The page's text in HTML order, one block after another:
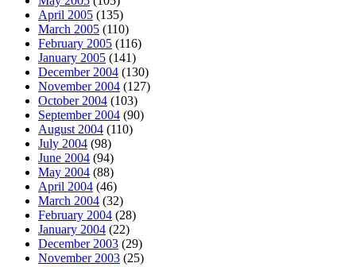
April 2005 (135)
March 2005 (110)
February 2005 (116)
January 2005 (141)
December 2004 (130)
November 2004 (127)
October 2004 (103)
September 2004 (90)
August 2004 (110)
July 2004 (98)
June 2004 (94)
May 2004 (88)
April 2004 (46)
March 2004 (32)
February 2004 (28)
January 2004 (22)
December 2003 (29)
November 2003 (25)